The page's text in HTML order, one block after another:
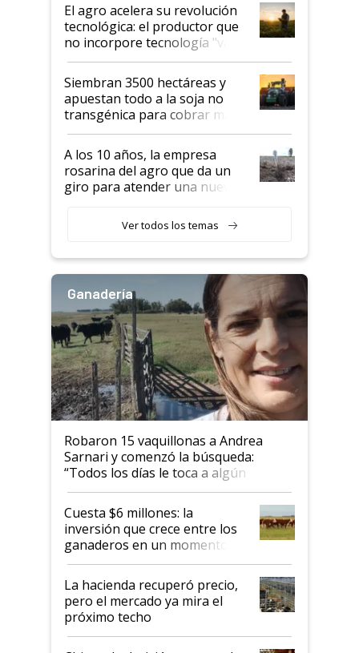
El agro acelera su revolución
tecnológica: el productor que
no incorpore tecnología "va a
perder el tren"
Siembran 3500 hectáreas y
apuestan todo a la soja no
transgénica para cobrar más
por tonelada: compraron un
semillero
A los 10 años, la empresa
rosarina del agro que da un
giro para atender una nueva
Ver todos los temas
Ganadería
Robaron 15 vaquillonas a Andrea
Sarnari y comenzó la búsqueda:
“Todos los días le toca a algún
productor”
Cuesta $6 millones: la
inversión que crece entre los
ganaderos en un momento
histórico para la actividad
La hacienda recuperó precio,
pero el mercado ya mira el
próximo techo